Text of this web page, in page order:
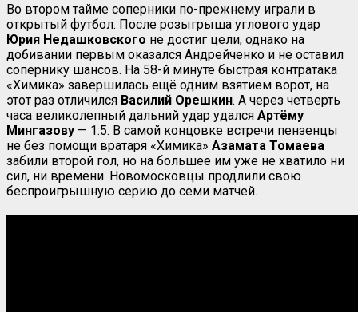
Во втором тайме соперники по-прежнему играли в
открытый футбол. После розыгрыша углового удар
Юрия Недашковского не достиг цели, однако на
добивании первым оказался Андрейченко и не оставил
сопернику шансов. На 58-й минуте быстрая контратака
«Химика» завершилась ещё одним взятием ворот, на
этот раз отличился Василий Орешкин. А через четверть
часа великолепный дальний удар удался Артёму
Мингазову — 1:5. В самой концовке встречи пензенцы
не без помощи вратаря «Химика» Азамата Томаева
забили второй гол, но на большее им уже не хватило ни
сил, ни времени. Новомосковцы продлили свою
беспроигрышную серию до семи матчей.